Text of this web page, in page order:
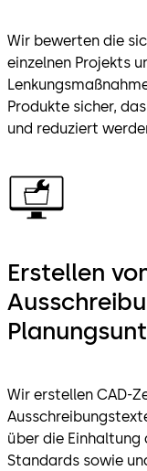
Wir bewerten die
einzelnen Projekts
Produkte sicher,
und reduziert
Erstellen
Wir erstellen CAD-
über die Einhaltung
Standards sowie